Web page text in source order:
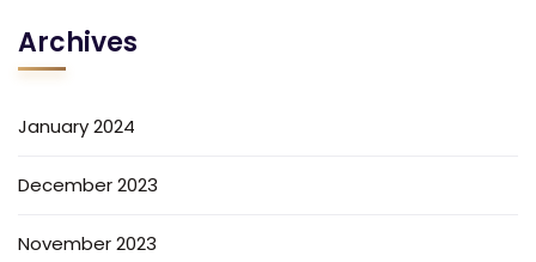
Archives
January 2024
December 2023
November 2023